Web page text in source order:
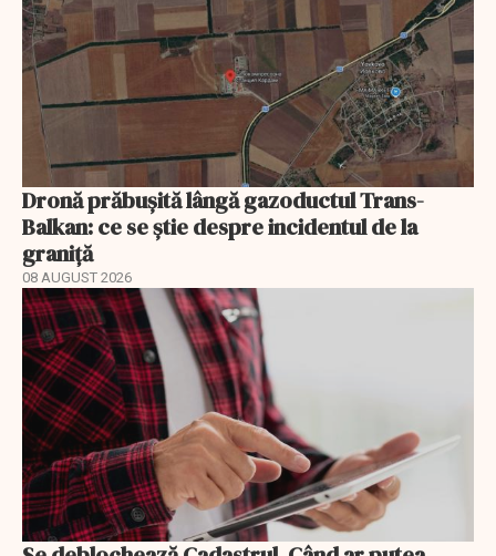
Dronă prăbușită lângă gazoductul Trans-
Balkan: ce se știe despre incidentul de la
graniță
08 AUGUST 2026